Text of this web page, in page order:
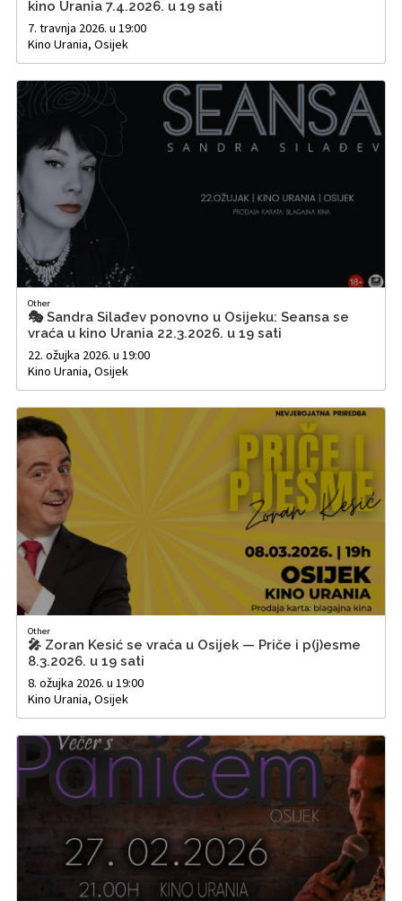
kino Urania 7.4.2026. u 19 sati
7. travnja 2026. u 19:00
Kino Urania, Osijek
Other
🎭 Sandra Silađev ponovno u Osijeku: Seansa se
vraća u kino Urania 22.3.2026. u 19 sati
22. ožujka 2026. u 19:00
Kino Urania, Osijek
Other
🎤 Zoran Kesić se vraća u Osijek — Priče i p(j)esme
8.3.2026. u 19 sati
8. ožujka 2026. u 19:00
Kino Urania, Osijek